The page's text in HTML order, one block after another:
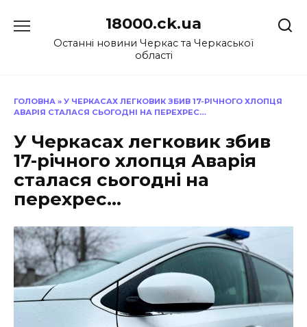
до
18000.ck.ua
Останні новини Черкас та Черкаської
області
ГОЛОВНА » У ЧЕРКАСАХ ЛЕГКОВИК ЗБИВ 17-РІЧНОГО ХЛОПЦЯ
АВАРІЯ СТАЛАСЯ СЬОГОДНІ НА ПЕРЕХРЕС…
У Черкасах легковик збив
17-річного хлопця Аварія
сталася сьогодні на
перехрес…